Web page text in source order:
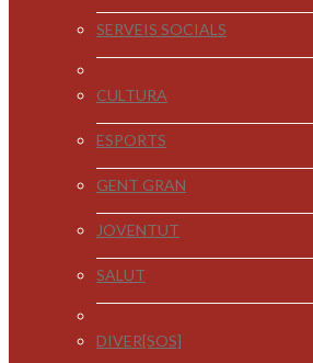
SERVEIS SOCIALS
CULTURA
ESPORTS
GENT GRAN
JOVENTUT
SALUT
DIVER[SOS]